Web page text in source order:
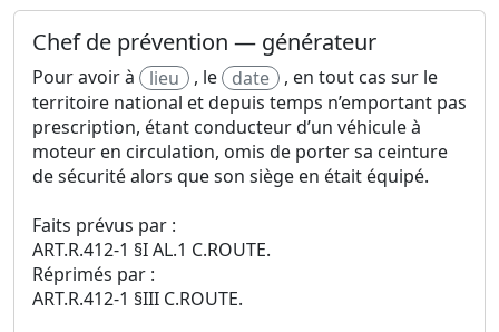
Chef de prévention — générateur
Pour avoir à lieu , le date
, en tout cas sur le
territoire national et depuis temps n’emportant pas
prescription, étant conducteur d’un véhicule à
moteur en circulation, omis de porter sa ceinture
de sécurité alors que son siège en était équipé.
Faits prévus par :
ART.R.412-1 §I AL.1 C.ROUTE.
Réprimés par :
ART.R.412-1 §III C.ROUTE.